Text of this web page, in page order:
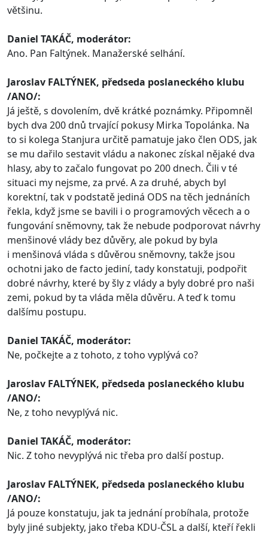
většinu.
Daniel TAKÁČ, moderátor:
Ano. Pan Faltýnek. Manažerské selhání.
Jaroslav FALTÝNEK, předseda poslaneckého klubu
/ANO/:
Já ještě, s dovolením, dvě krátké poznámky. Připomněl
bych dva 200 dnů trvající pokusy Mirka Topolánka. Na
to si kolega Stanjura určitě pamatuje jako člen ODS, jak
se mu dařilo sestavit vládu a nakonec získal nějaké dva
hlasy, aby to začalo fungovat po 200 dnech. Čili v té
situaci my nejsme, za prvé. A za druhé, abych byl
korektní, tak v podstatě jediná ODS na těch jednáních
řekla, když jsme se bavili i o programových věcech a o
fungování sněmovny, tak že nebude podporovat návrhy
menšinové vlády bez důvěry, ale pokud by byla
i menšinová vláda s důvěrou sněmovny, takže jsou
ochotni jako de facto jediní, tady konstatuji, podpořit
dobré návrhy, které by šly z vlády a byly dobré pro naši
zemi, pokud by ta vláda měla důvěru. A teď k tomu
dalšímu postupu.
Daniel TAKÁČ, moderátor:
Ne, počkejte a z tohoto, z toho vyplývá co?
Jaroslav FALTÝNEK, předseda poslaneckého klubu
/ANO/:
Ne, z toho nevyplývá nic.
Daniel TAKÁČ, moderátor:
Nic. Z toho nevyplývá nic třeba pro další postup.
Jaroslav FALTÝNEK, předseda poslaneckého klubu
/ANO/:
Já pouze konstatuju, jak ta jednání probíhala, protože
byly jiné subjekty, jako třeba KDU-ČSL a další, kteří řekli